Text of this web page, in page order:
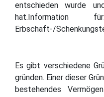
entschieden wurde
hat.Information
Erbschaft-/
Es gibt verschiedene
gründen. Einer dieser
bestehendes